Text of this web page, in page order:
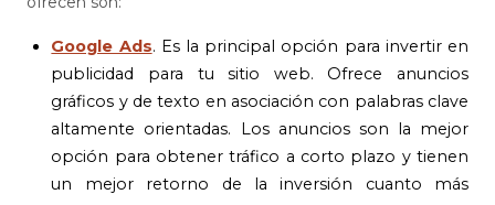
Google Ads. Es la principal opción para invertir en
publicidad para tu sitio web. Ofrece anuncios
gráficos y de texto en asociación con palabras clave
altamente orientadas. Los anuncios son la mejor
opción para obtener tráfico a corto plazo y tienen
un mejor retorno de la inversión cuanto más